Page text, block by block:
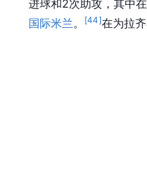
进球和2次助攻，其中
国际米兰。 [44]在为拉